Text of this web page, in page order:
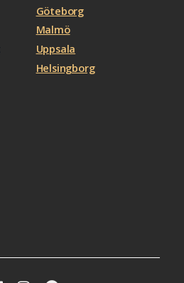
Göteborg
Malmö
Uppsala
Helsingborg